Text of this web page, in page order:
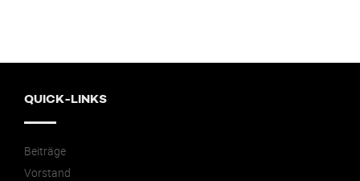
QUICK-LINKS
Beiträge
Vorstand